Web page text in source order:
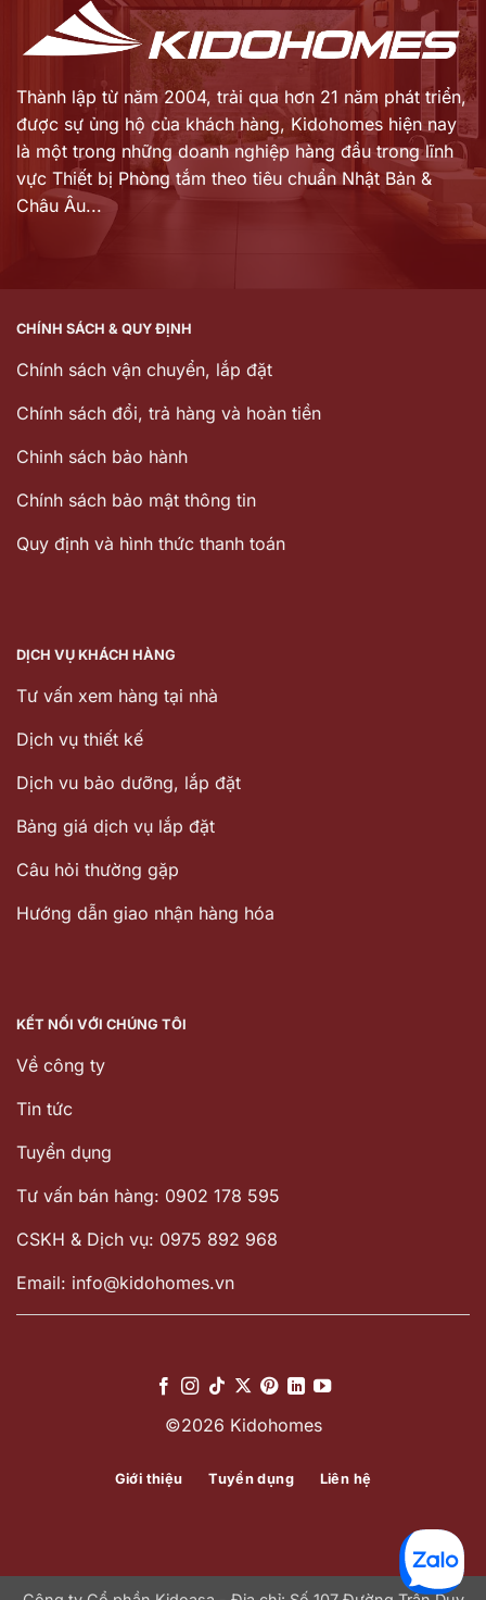
Thành lập từ năm 2004, trải qua hơn 21 năm phát triển,
được sự ủng hộ của khách hàng, Kidohomes hiện nay
là một trong những doanh nghiệp hàng đầu trong lĩnh
vực Thiết bị Phòng tắm theo tiêu chuẩn Nhật Bản &
Châu Âu...
CHÍNH SÁCH & QUY ĐỊNH
Chính sách vận chuyển, lắp đặt
Chính sách đổi, trả hàng và hoàn tiền
Chinh sách bảo hành
Chính sách bảo mật thông tin
Quy định và hình thức thanh toán
DỊCH VỤ KHÁCH HÀNG
Tư vấn xem hàng tại nhà
Dịch vụ thiết kế
Dịch vu bảo dưỡng, lắp đặt
Bảng giá dịch vụ lắp đặt
Câu hỏi thường gặp
Hướng dẫn giao nhận hàng hóa
KẾT NỐI VỚI CHÚNG TÔI
Về công ty
Tin tức
Tuyển dụng
Tư vấn bán hàng: 0902 178 595
CSKH & Dịch vụ: 0975 892 968
Email: info@kidohomes.vn
©2026 Kidohomes
Giới thiệu Tuyển dụng Liên hệ